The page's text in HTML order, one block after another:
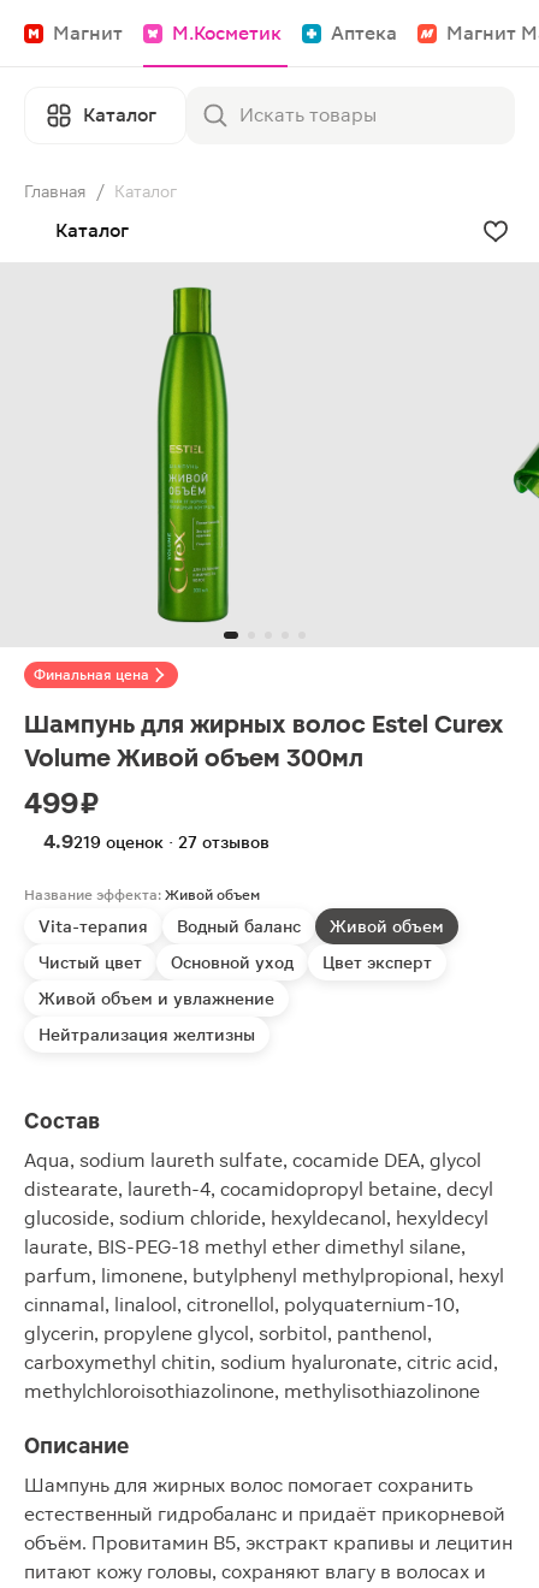
Магнит М.Косметик Аптека Магнит
Каталог
Главная / Каталог
Каталог
Финальная цена
Шампунь для жирных волос Estel Curex
Volume Живой объем 300мл
499 ₽
4.9219 оценок · 27 отзывов
Название эффекта: Живой объем
Vita-терапия Водный баланс
Живой объем
Чистый цвет
Основной уход
Цвет эксперт
Живой объем и увлажнение
Нейтрализация желтизны
Состав
Aqua, sodium laureth sulfate, cocamide DEA, glycol
distearate, laureth-4, cocamidopropyl betaine, decyl
glucoside, sodium chloride, hexyldecanol, hexyldecyl
laurate, BIS-PEG-18 methyl ether dimethyl silane,
parfum, limonene, butylphenyl methylpropional, hexyl
cinnamal, linalool, citronellol, polyquaternium-10,
glycerin, propylene glycol, sorbitol, panthenol,
carboxymethyl chitin, sodium hyaluronate, citric acid,
methylchloroisothiazolinone, methylisothiazolinone
Описание
Шампунь для жирных волос помогает сохранить
естественный гидробаланс и придаёт прикорневой
объём. Провитамин В5, экстракт крапивы и лецитин
питают кожу головы, сохраняют влагу в волосах и